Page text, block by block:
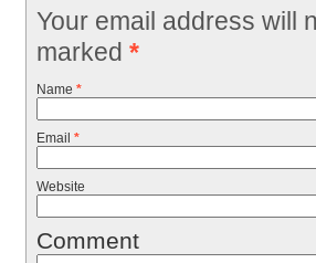
Your email address will
marked *
Name *
Email *
Website
Comment